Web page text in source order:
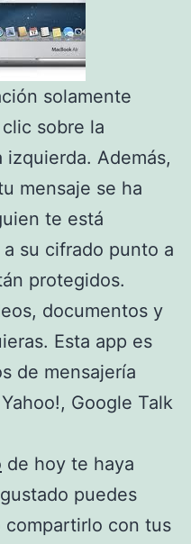
solamente
sobre la
Además,
mensaje se ha
te está
su cifrado punto a
protegidos.
documentos y
Esta app es
de mensajería
Google Talk
de hoy te haya
puedes
compartirlo con tus